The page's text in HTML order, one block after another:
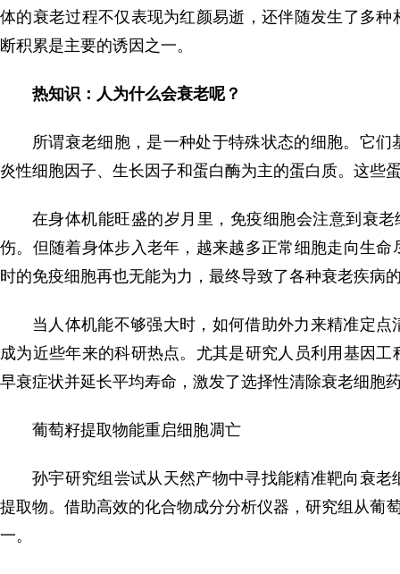
体的衰老过程不仅表现为红颜易逝，还伴随发生了多
断积累是主要的诱因之一。
热知识：人为什么会衰老呢？
所谓衰老细胞，是一种处于特殊状态的细胞。它
炎性细胞因子、生长因子和蛋白酶为主的蛋白质。这些
在身体机能旺盛的岁月里，免疫细胞会注意到衰
伤。但随着身体步入老年，越来越多正常细胞走向生
时的免疫细胞再也无能为力，最终导致了各种衰老疾病
当人体机能不够强大时，如何借助外力来精准定
成为近些年来的科研热点。尤其是研究人员利用基因
早衰症状并延长平均寿命，激发了选择性清除衰老细胞
葡萄籽提取物能重启细胞凋亡
孙宇研究组尝试从天然产物中寻找能精准靶向衰
提取物。借助高效的化合物成分分析仪器，研究组从葡
一。